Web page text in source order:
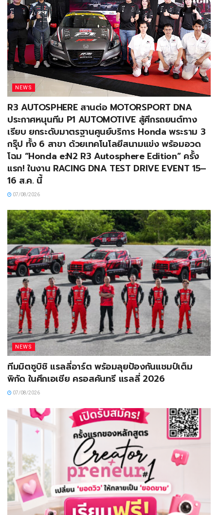
NEWS
R3 AUTOSPHERE สานต่อ MOTORSPORT DNA
ประกาศหนุนทีม P1 AUTOMOTIVE สู้ศึกรถยนต์ทาง
เรียบ ยกระดับมาตรฐานศูนย์บริการ Honda พระราม 3
กรุ๊ป ทั้ง 6 สาขา ด้วยเทคโนโลยีสนามแข่ง พร้อมอวด
โฉม “Honda e:N2 R3 Autosphere Edition” ครั้ง
แรก! ในงาน RACING DNA TEST DRIVE EVENT 15–
16 ส.ค. นี้
07/08/2026
NEWS
ทีมมิตซูบิชิ แรลลี่อาร์ต พร้อมลุยป้องกันแชมป์เต็ม
พิกัด ในศึกเอเชีย ครอสคันทรี แรลลี่ 2026
07/08/2026